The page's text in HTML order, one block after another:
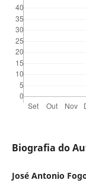
Biografia do
José Antonio